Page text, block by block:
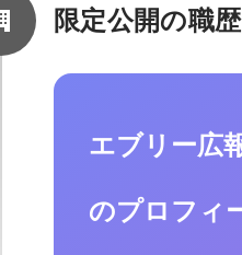
限定公開の職
エブリー広
のプロフィ